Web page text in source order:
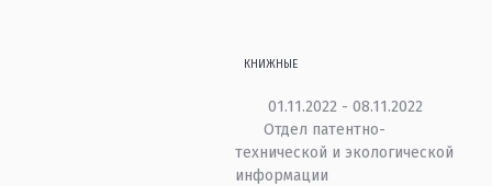
КНИЖНЫЕ
01.11.2022 - 08.11.2022
Отдел патентно-
технической и экологической
информации